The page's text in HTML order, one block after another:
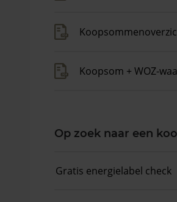
Koopsom + WOZ-
Op zoek naar een
Gratis energielabel check